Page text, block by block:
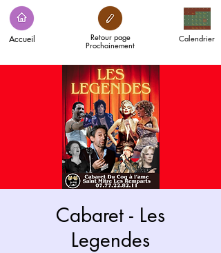
Accueil Calendrier
Retour page
Prochainement
Cabaret - Les
Legendes